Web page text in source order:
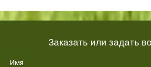
Заказать или задать
Имя